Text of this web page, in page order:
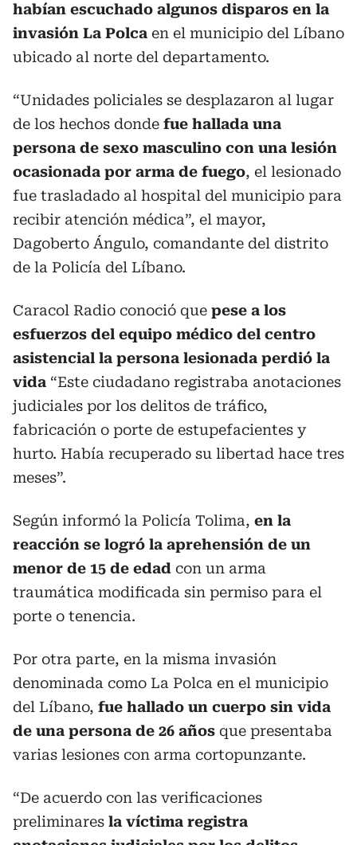
habían escuchado algunos disparos en la
invasión La Polca en el municipio del Líbano
ubicado al norte del departamento.
“Unidades policiales se desplazaron al lugar
de los hechos donde fue hallada una
persona de sexo masculino con una lesión
ocasionada por arma de fuego, el lesionado
fue trasladado al hospital del municipio para
recibir atención médica”, el mayor,
Dagoberto Ángulo, comandante del distrito
de la Policía del Líbano.
Caracol Radio conoció que pese a los
esfuerzos del equipo médico del centro
asistencial la persona lesionada perdió la
vida “Este ciudadano registraba anotaciones
judiciales por los delitos de tráfico,
fabricación o porte de estupefacientes y
hurto. Había recuperado su libertad hace tres
meses”.
Según informó la Policía Tolima, en la
reacción se logró la aprehensión de un
menor de 15 de edad con un arma
traumática modificada sin permiso para el
porte o tenencia.
Por otra parte, en la misma invasión
denominada como La Polca en el municipio
del Líbano, fue hallado un cuerpo sin vida
de una persona de 26 años que presentaba
varias lesiones con arma cortopunzante.
“De acuerdo con las verificaciones
preliminares la víctima registra